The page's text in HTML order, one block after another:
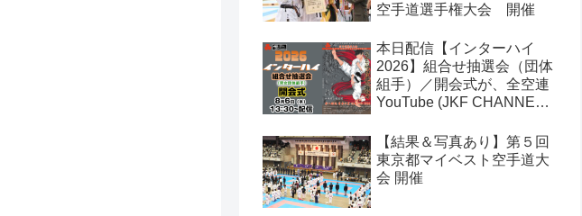
空手道選手権大会 開催
本日配信【インターハイ
2026】組合せ抽選会（団体
組手）／開会式が、全空連
YouTube (JKF CHANNEL)
53回全国高等学校空手道選
手権大会
【結果＆写真あり】第５回
東京都マイベスト空手道大
会 開催